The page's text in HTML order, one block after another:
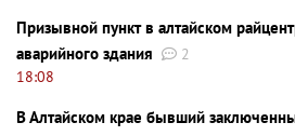
Призывной пункт в алтайском
аварийного здания
2
18:08
В Алтайском крае бывший